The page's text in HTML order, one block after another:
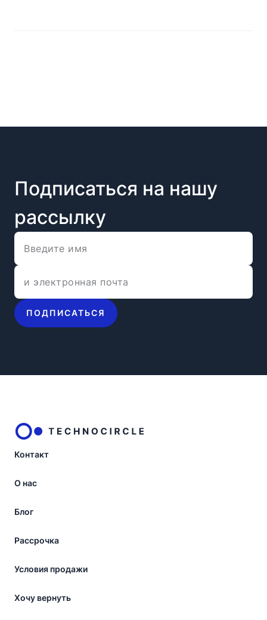
Подписаться на нашу
рассылку
ПОДПИСАТЬСЯ
Контакт
О нас
Блог
Рассрочка
Условия продажи
Хочу вернуть